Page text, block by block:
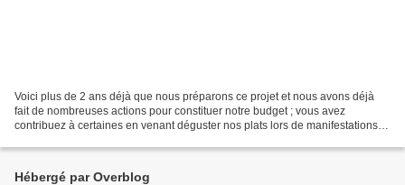
Voici plus de 2 ans déjà que nous préparons ce projet et nous avons déjà
fait de nombreuses actions pour constituer notre budget ; vous avez
contribuez à certaines en venant déguster nos plats lors de manifestations
Hébergé par Overblog